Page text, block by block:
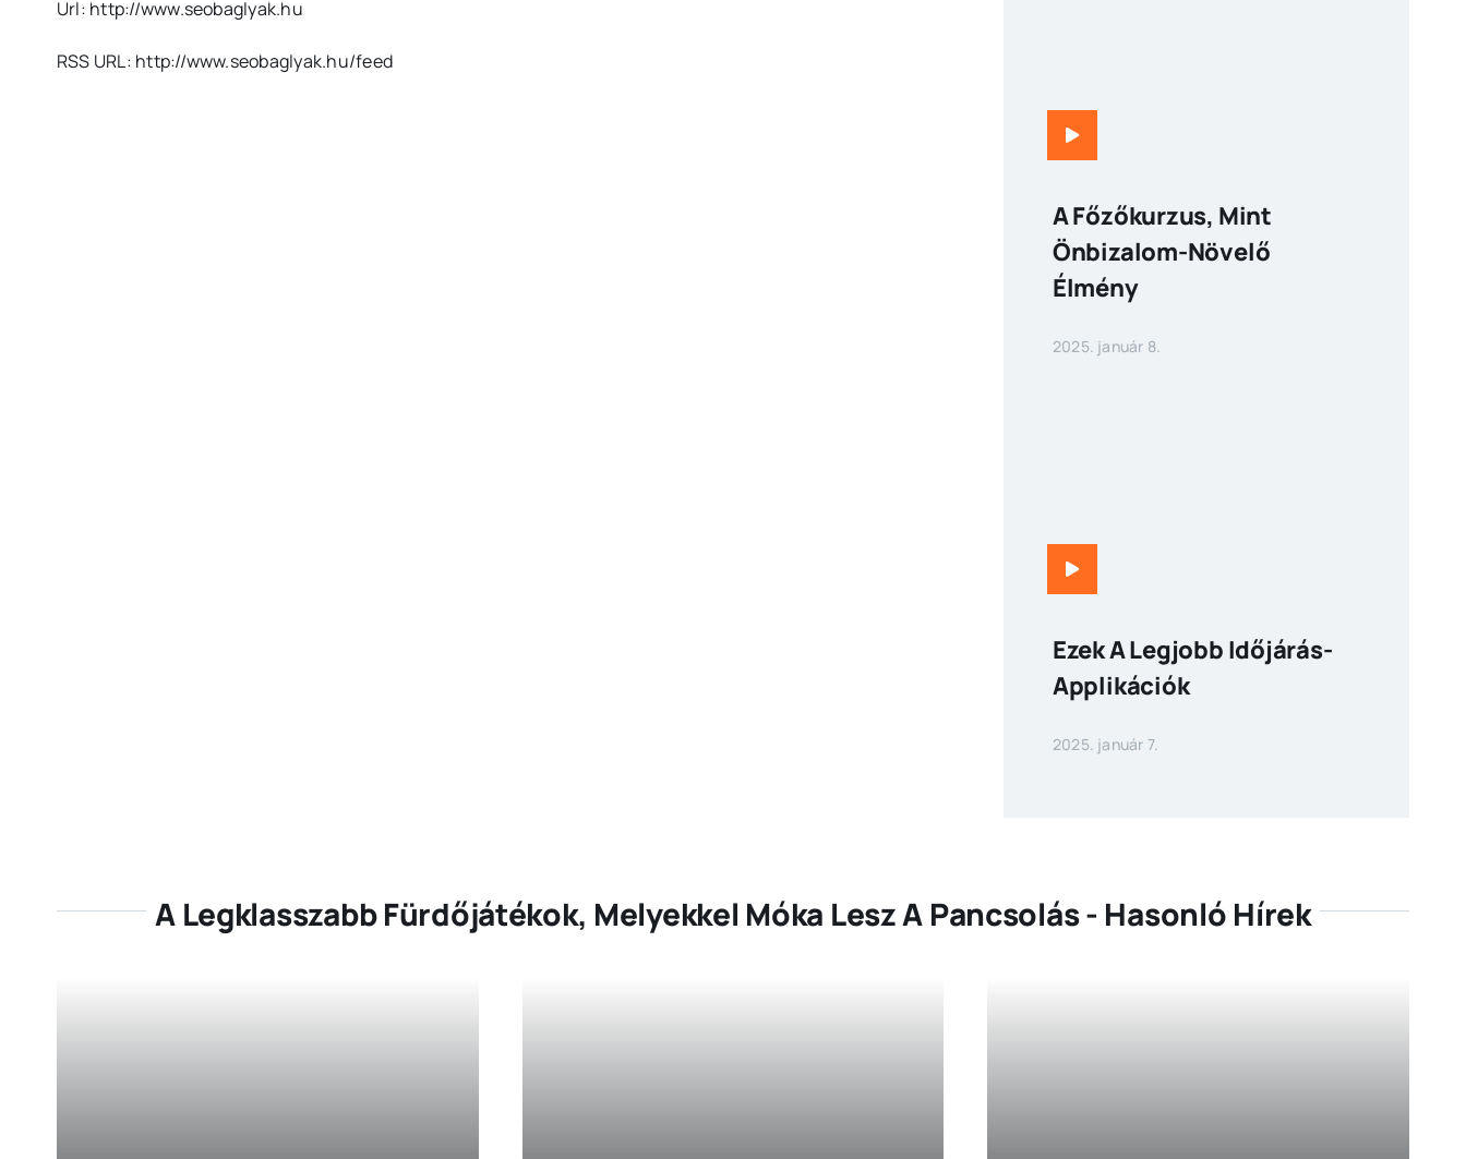
Url: http://www.seobaglyak.hu
RSS URL: http://www.seobaglyak.hu/feed
A Főzőkurzus, Mint
Önbizalom-Növelő
Élmény
2025. január 8.
Ezek A Legjobb Időjárás-
Applikációk
2025. január 7.
A Legklasszabb Fürdőjátékok, Melyekkel Móka Lesz A Pancsolás - Hasonló Hírek